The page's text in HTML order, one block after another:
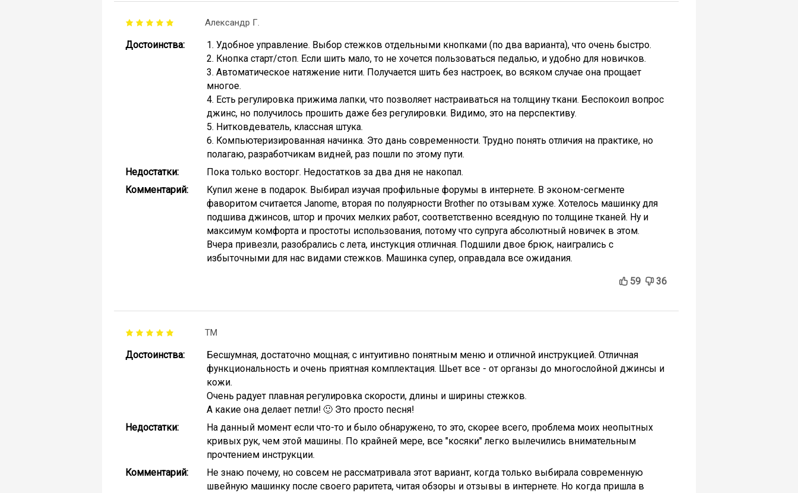
Александр Г.
Достоинства:
1. Удобное управление. Выбор стежков отдельными кнопками (по два варианта), что очень быстро.
2. Кнопка старт/стоп. Если шить мало, то не хочется пользоваться педалью, и удобно для новичков.
3. Автоматическое натяжение нити. Получается шить без настроек, во всяком случае она прощает
многое.
4. Есть регулировка прижима лапки, что позволяет настраиваться на толщину ткани. Беспокоил вопрос
джинс, но получилось прошить даже без регулировки. Видимо, это на перспективу.
5. Нитковдеватель, классная штука.
6. Компьютеризированная начинка. Это дань современности. Трудно понять отличия на практике, но
полагаю, разработчикам видней, раз пошли по этому пути.
Недостатки:
Пока только восторг. Недостатков за два дня не накопал.
Комментарий:
Купил жене в подарок. Выбирал изучая профильные форумы в интернете. В эконом-сегменте
фаворитом считается Janome, вторая по полуярности Brother по отзывам хуже. Хотелось машинку для
подшива джинсов, штор и прочих мелких работ, соответственно всеядную по толщине тканей. Ну и
максимум комфорта и простоты использования, потому что супруга абсолютный новичек в этом.
Вчера привезли, разобрались с лета, инстукция отличная. Подшили двое брюк, наигрались с
избыточными для нас видами стежков. Машинка супер, оправдала все ожидания.
59 36
ТМ
Достоинства:
Бесшумная, достаточно мощная; с интуитивно понятным меню и отличной инструкцией. Отличная
функциональность и очень приятная комплектация. Шьет все - от органзы до многослойной джинсы и
кожи.
Очень радует плавная регулировка скорости, длины и ширины стежков.
А какие она делает петли! 🙂 Это просто песня!
Недостатки:
На данный момент если что-то и было обнаружено, то это, скорее всего, проблема моих неопытных
кривых рук, чем этой машины. По крайней мере, все "косяки" легко вылечились внимательным
прочтением инструкции.
Комментарий:
Не знаю почему, но совсем не рассматривала этот вариант, когда только выбирала современную
швейную машинку после своего раритета, читая обзоры и отзывы в интернете. Но когда пришла в